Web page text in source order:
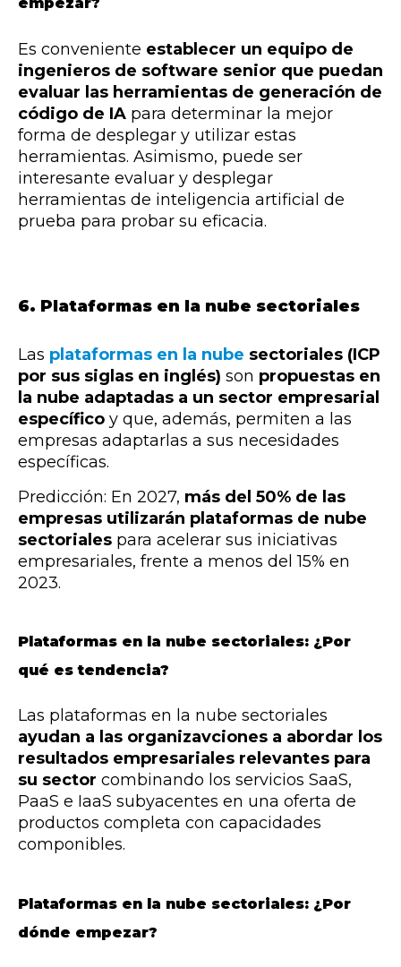
empezar?
Es conveniente establecer un equipo de
ingenieros de software senior que puedan
evaluar las herramientas de generación de
código de IA para determinar la mejor
forma de desplegar y utilizar estas
herramientas. Asimismo, puede ser
interesante evaluar y desplegar
herramientas de inteligencia artificial de
prueba para probar su eficacia.
6. Plataformas en la nube sectoriales
Las plataformas en la nube sectoriales (ICP
por sus siglas en inglés) son propuestas en
la nube adaptadas a un sector empresarial
específico y que, además, permiten a las
empresas adaptarlas a sus necesidades
específicas.
Predicción: En 2027, más del 50% de las
empresas utilizarán plataformas de nube
sectoriales para acelerar sus iniciativas
empresariales, frente a menos del 15% en
2023.
Plataformas en la nube sectoriales: ¿Por
qué es tendencia?
Las plataformas en la nube sectoriales
ayudan a las organizavciones a abordar los
resultados empresariales relevantes para
su sector combinando los servicios SaaS,
PaaS e IaaS subyacentes en una oferta de
productos completa con capacidades
componibles.
Plataformas en la nube sectoriales: ¿Por
dónde empezar?